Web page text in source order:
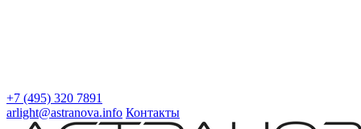
+7 (495) 320 7891
arlight@astranova.info Контакты